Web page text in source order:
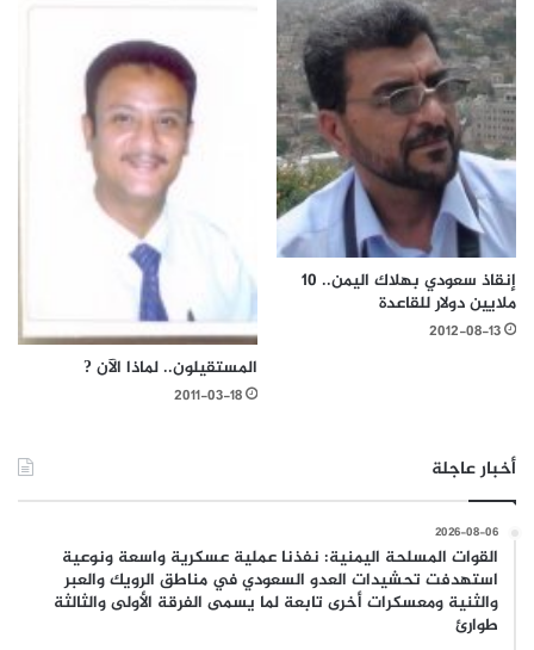
إنقاذ سعودي بهلاك اليمن.. 10
ملايين دولار للقاعدة
2012-08-13
المستقيلون.. لماذا الآن ?
2011-03-18
أخبار عاجلة
2026-08-06
القوات المسلحة اليمنية: نفذنا عملية عسكرية واسعة ونوعية
استهدفت تحشيدات العدو السعودي في مناطق الرويك والعبر
والثنية ومعسكرات أخرى تابعة لما يسمى الفرقة الأولى والثالثة
طوارئ